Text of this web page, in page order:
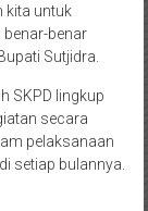
kita untuk
benar
Sutjidra.
SKPD lingkup
secara
pelaksanaan
setiap bulannya.